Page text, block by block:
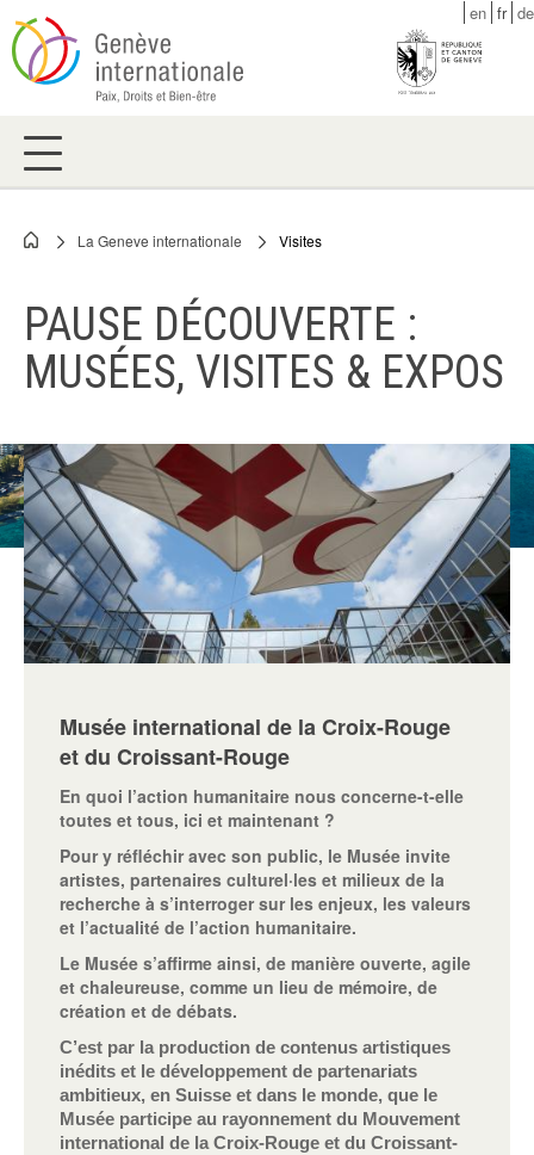
Skip
to
main
en fr de
Breadcrumb
La Geneve internationale Visites
PAUSE DÉCOUVERTE :
MUSÉES, VISITES & EXPOS
Musée international de la Croix-Rouge
et du Croissant-Rouge
En quoi l’action humanitaire nous concerne-t-elle
toutes et tous, ici et maintenant ?
Pour y réfléchir avec son public, le Musée invite
artistes, partenaires culturel·les et milieux de la
recherche à s’interroger sur les enjeux, les valeurs
et l’actualité de l’action humanitaire.
Le Musée s’affirme ainsi, de manière ouverte, agile
et chaleureuse, comme un lieu de mémoire, de
création et de débats.
C’est par la production de contenus artistiques
inédits et le développement de partenariats
ambitieux, en Suisse et dans le monde, que le
Musée participe au rayonnement du Mouvement
international de la Croix-Rouge et du Croissant-